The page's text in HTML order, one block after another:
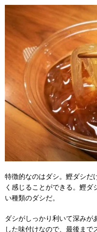
特徴的なのはダシ。鰹ダシだ
く感じることができる。鰹ダ
い種類のダシだ。
ダシがしっかり利いて深みが
した味付けなので、最後まで